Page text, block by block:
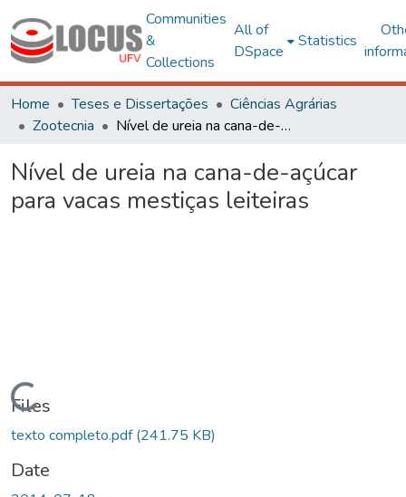
Communities
&
Collections
All of
DSpace
Statistics
Home Teses e Dissertações
Ciências Agrárias
Zootecnia
Nível de ureia na cana-de-açúcar para vacas mestiças leiteiras
Nível de ureia na cana-de-açúcar
para vacas mestiças leiteiras
Loading...
Files
texto completo.pdf(241.75 KB)
Date